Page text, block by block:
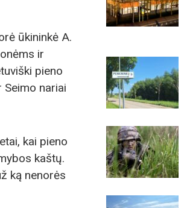
ūkininkė A.
ir
pieno
nariai
kai pieno
kaštų.
ką nenorės